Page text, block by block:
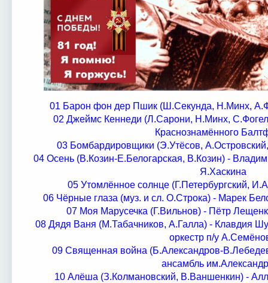
01 Барон фон дер Пшик (Ш.Секунда, Н.Минх,
02 Джеймс Кеннеди (Л.Сарони, Н.Минх,
Краснознамённого
03 Бомбардировщики (Э.Утёсов,
04 Осень (В.Козин-Е.Белогарская, В.Козин) -
Я.Хаскина
05 Утомлённое солнце (Г.Петербургский,
06 Чёрные глаза (муз. и сл. О.Строка) - Марек
07 Моя Марусечка (Г.Вильнов) - Пётр
08 Дядя Ваня (М.Табачников, А.Галла) - Клавдия
оркестр п/у
09 Священная война (Б.Александров-
ансамбль
10 Алёша (З.Колмановский, В.Ваншенкин) -